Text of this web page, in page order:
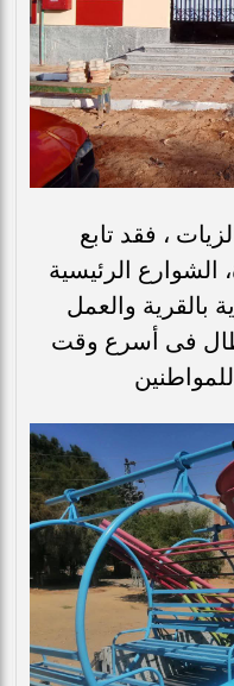
، فقد تابع
الرئيسية
بالقرية والعمل
فى أسرع وقت